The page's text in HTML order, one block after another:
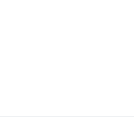
venta de Jewison Bennette a Pumas